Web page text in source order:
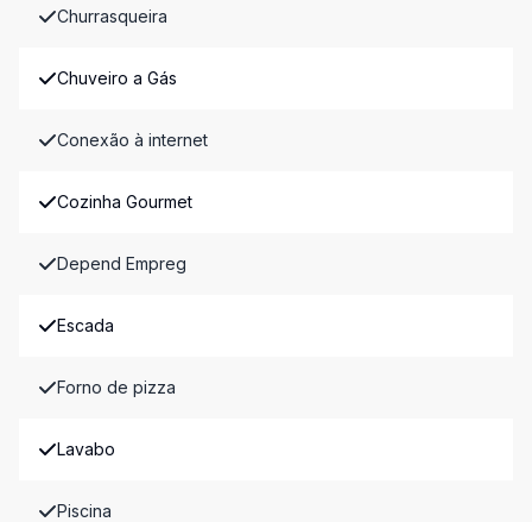
Churrasqueira
Chuveiro a Gás
Conexão à internet
Cozinha Gourmet
Depend Empreg
Escada
Forno de pizza
Lavabo
Piscina